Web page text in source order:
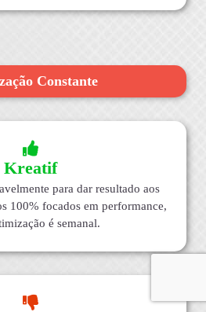
Constante
Kreatif
para dar resultado aos
100% focados em performance,
é semanal.